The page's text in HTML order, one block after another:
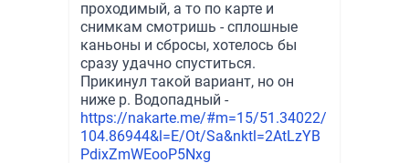
проходимый, а то по карте и
снимкам смотришь - сплошные
каньоны и сбросы, хотелось бы
сразу удачно спуститься.
Прикинул такой вариант, но он
ниже р. Водопадный -
https://nakarte.me/#m=15/51.34022/
104.86944&l=E/Ot/Sa&nktl=2AtLzYB
PdixZmWEooP5Nxg